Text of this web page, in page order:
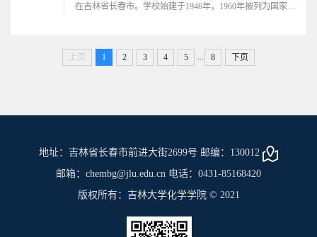
在吉林省长春市。学校始建于1946年，1960年被列为国家重
“985工程”国家重点建设的大学，2004年被批准为中央直接
上页 1 2 3 4 5 ... 8 下页
地址：吉林省长春市前进大街2699号 邮编：130012
邮箱：chembg@jlu.edu.cn 电话：0431-85168420
版权所有：吉林大学化学学院 © 2021